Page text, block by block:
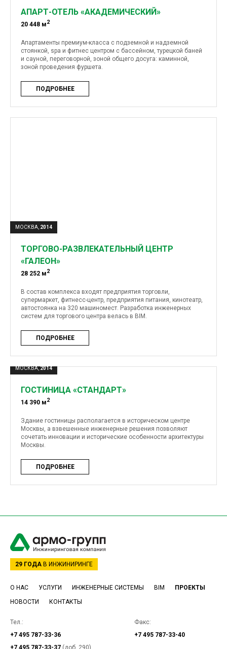
АПАРТ-ОТЕЛЬ «АКАДЕМИЧЕСКИЙ»
20 448 м2
Апартаменты премиум-класса с подземной и надземной
стоянкой, spa и фитнес центром с бассейном, турецкой баней
и сауной, переговорной, зоной общего досуга: каминной,
зоной проведения фуршета.
ПОДРОБНЕЕ
МОСКВА, 2014
ТОРГОВО-РАЗВЛЕКАТЕЛЬНЫЙ ЦЕНТР
«ГАЛЕОН»
28 252 м2
В состав комплекса входят предприятия торговли,
супермаркет, фитнесс-центр, предприятия питания, кинотеатр,
автостоянка на 320 машиномест. Разработка инженерных
систем для торгового центра велась в BIM.
ПОДРОБНЕЕ
МОСКВА,2014
ГОСТИНИЦА «СТАНДАРТ»
14 390 м2
Здание гостиницы располагается в историческом центре
Москвы, а взвешенные инженерные решения позволяют
сочетать инновации и исторические особенности архитектуры
Москвы.
ПОДРОБНЕЕ
29 ГОДА В ИНЖИНИРИНГЕ
О НАС УСЛУГИ ИНЖЕНЕРНЫЕ СИСТЕМЫ BIM
ПРОЕКТЫ
НОВОСТИ
КОНТАКТЫ
Тел.:
+7 495 787-33-36
+7 495 787-33-37 (доб. 290)
Факс:
+7 495 787-33-40